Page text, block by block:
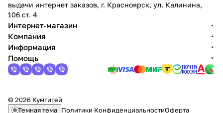
выдачи интернет заказов, г. Красноярск, ул. Калинина,
106 ст. 4
Интернет-магазин
Компания
Информация
Помощь
© 2026 Кумтигей
Темная тема Политики КонфиденциальностиОферта